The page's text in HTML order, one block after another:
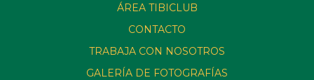
ÁREA TIBICLUB
CONTACTO
TRABAJA CON NOSOTROS
GALERÍA DE FOTOGRAFÍAS